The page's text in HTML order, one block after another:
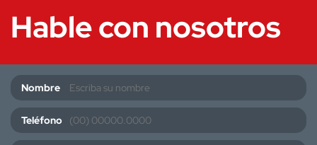
Hable con nosotros
Nombre
Teléfono